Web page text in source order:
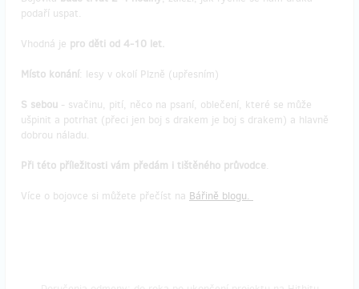
podaří uspat.
Vhodná je pro děti od 4-10 let.
Místo konání: lesy v okolí Plzně (upřesním)
S sebou - svačinu, pití, něco na psaní, oblečení, které se může
ušpinit a potrhat (přeci jen boj s drakem je boj s drakem) a hlavně
dobrou náladu.
Při této příležitosti vám předám i tištěného průvodce.
Více o bojovce si můžete přečíst na Bářině blogu.